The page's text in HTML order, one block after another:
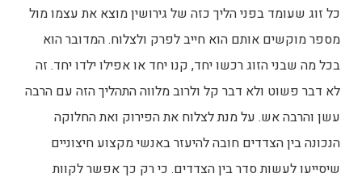
כל זוג שעומד בפני הליך כזה של גירושין מוצא את עצמו מול
מספר מוקשים אותם הוא חייב לפרק ולצלוח. המדובר הוא
בכל מה שבני הזוג רכשו יחד, קנו יחד או אפילו ילדו יחד. זה
לא דבר פשוט ולא דבר קל ולרוב מלווה התהליך הזה עם הרבה
עשן והרבה אש. על מנת לצלוח את הפירוק ואת החלוקה
הנכונה בין הצדדים חובה להיעזר באנשי מקצוע חיצוניים
שיסייעו לעשות סדר בין הצדדים. כי רק כך אפשר לקוות